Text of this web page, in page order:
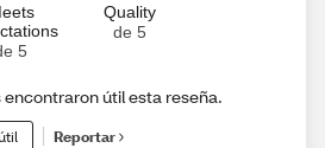
5
Quality
de 5
útil esta reseña.
Reportar